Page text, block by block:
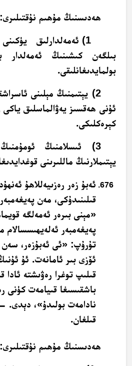
ھەدىسنىڭ مۇھىم نۇقتىلىرى:
1) ئەمەلدارلىق
بىلگەن كىشىنىڭ ئەمەلدار
بولمايدىغانلىقى.
2) يېتىمنىڭ مېلىنى
ئۇنى ھەقسىز يەۋالماسلىق ياكى
كېرەكلىكى.
3) ئىسلامنىڭ
يېتىملارنىڭ ماللىرىنى
ئەبۇ زەر رەزىيەللاھۇ
قىلىنىدۇكى، مەن
«مېنى بىرەر ئەمەلگە
پەيغەمبەر ئەلەيھىسسالام
تۇرۇپ: «ئى ئەبۇزەر، سەن
ئۆزى بىر ئامانەت. ئۇ
قىلىپ توغرا رەۋىشتە ئادا
باشقىسىغا قىيامەت كۈنى
نادامەت بولىدۇ»، دېدى.
قىلغان.
ھەدىسنىڭ مۇھىم نۇقتىلىرى: